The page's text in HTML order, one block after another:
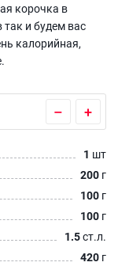
корочка в
и будем вас
калорийная,
– +
1 шт
200 г
100 г
100 г
1.5ст.л.
420 г